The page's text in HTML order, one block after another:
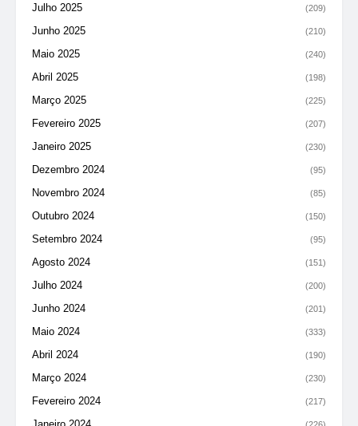
Julho 2025 (209)
Junho 2025 (210)
Maio 2025 (240)
Abril 2025 (198)
Março 2025 (225)
Fevereiro 2025 (207)
Janeiro 2025 (230)
Dezembro 2024 (95)
Novembro 2024 (85)
Outubro 2024 (150)
Setembro 2024 (95)
Agosto 2024 (151)
Julho 2024 (200)
Junho 2024 (201)
Maio 2024 (333)
Abril 2024 (190)
Março 2024 (230)
Fevereiro 2024 (217)
Janeiro 2024 (226)